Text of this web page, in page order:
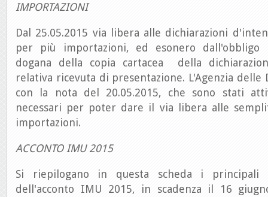
IMPORTAZIONI
Dal 25.05.2015 via libera alle dichiarazioni
per più importazioni, ed esonero dall'obbligo
dogana della copia cartacea della
relativa ricevuta di presentazione. L'Agenzia delle
con la nota del 20.05.2015, che sono stati
necessari per poter dare il via libera alle
importazioni.
ACCONTO IMU 2015
Si riepilogano in questa scheda i principali
dell'acconto IMU 2015, in scadenza il 16